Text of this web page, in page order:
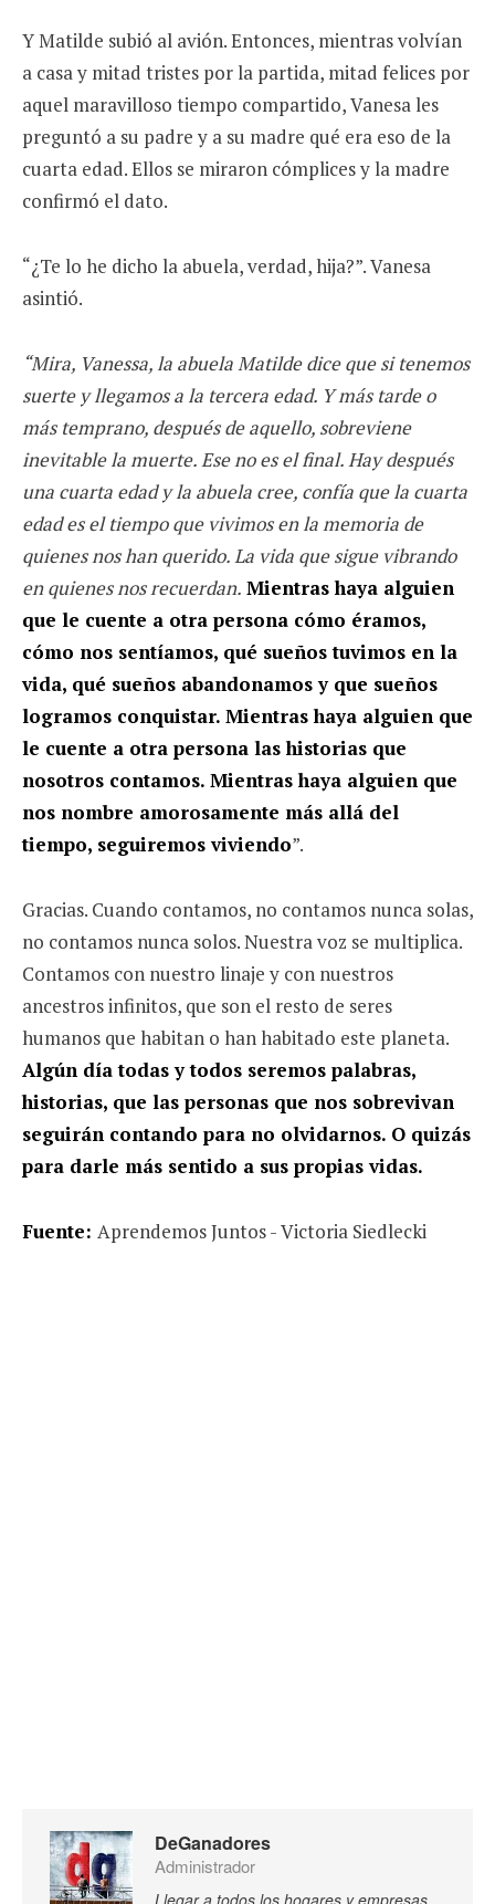
Y Matilde subió al avión. Entonces, mientras volvían
a casa y mitad tristes por la partida, mitad felices por
aquel maravilloso tiempo compartido, Vanesa les
preguntó a su padre y a su madre qué era eso de la
cuarta edad. Ellos se miraron cómplices y la madre
confirmó el dato.
“¿Te lo he dicho la abuela, verdad, hija?”. Vanesa
asintió.
“Mira, Vanessa, la abuela Matilde dice que si tenemos
suerte y llegamos a la tercera edad. Y más tarde o
más temprano, después de aquello, sobreviene
inevitable la muerte. Ese no es el final. Hay después
una cuarta edad y la abuela cree, confía que la cuarta
edad es el tiempo que vivimos en la memoria de
quienes nos han querido. La vida que sigue vibrando
en quienes nos recuerdan. Mientras haya alguien
que le cuente a otra persona cómo éramos,
cómo nos sentíamos, qué sueños tuvimos en la
vida, qué sueños abandonamos y que sueños
logramos conquistar. Mientras haya alguien que
le cuente a otra persona las historias que
nosotros contamos. Mientras haya alguien que
nos nombre amorosamente más allá del
tiempo, seguiremos viviendo”.
Gracias. Cuando contamos, no contamos nunca solas,
no contamos nunca solos. Nuestra voz se multiplica.
Contamos con nuestro linaje y con nuestros
ancestros infinitos, que son el resto de seres
humanos que habitan o han habitado este planeta.
Algún día todas y todos seremos palabras,
historias, que las personas que nos sobrevivan
seguirán contando para no olvidarnos. O quizás
para darle más sentido a sus propias vidas.
Fuente: Aprendemos Juntos - Victoria Siedlecki
DeGanadores
Administrador